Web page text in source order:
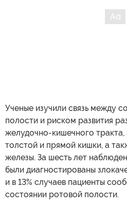
Ученые изучили связь между
полости и риском развития
желудочно-кишечного тракта,
толстой и прямой кишки, а
железы. За шесть лет
были диагностированы
и в 13% случаев пациенты
состоянии ротовой полости.